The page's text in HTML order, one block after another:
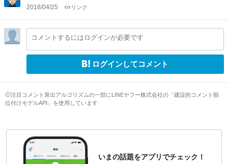
2018/04/25 リンク
コメントするにはログインが必要です
ログインしてコメント
注目コメント算出アルゴリズムの一部にLINEヤフー株式会社の「建設的コメント順
位付けモデルAPI」を使用しています
いまの話題をアプリでチェック！